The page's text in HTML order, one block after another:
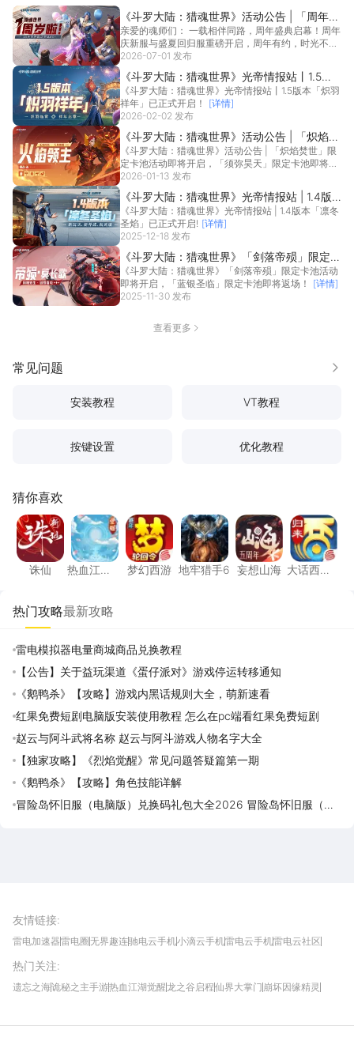
《斗罗大陆：猎魂世界》活动公告 | 「周年庆
典」活动即将上线，周年限定外观、限时福利
来袭！
亲爱的魂师们： 一载相伴同路，周年盛典启幕！周年
庆新服与盛夏回归服重磅开启，周年有约，时光不
负！ 《... [详情]
2026-07-01 发布
《斗罗大陆：猎魂世界》光帝情报站丨1.5版
本「炽羽祥年」已正式开启！
《斗罗大陆：猎魂世界》光帝情报站丨1.5版本「炽羽
祥年」已正式开启！
[详情]
2026-02-02 发布
《斗罗大陆：猎魂世界》活动公告 | 「炽焰焚
世」限定卡池活动即将开启，「须弥昊天」限
定卡池即将返场！
《斗罗大陆：猎魂世界》活动公告 | 「炽焰焚世」限
定卡池活动即将开启，「须弥昊天」限定卡池即将返
场！ [详情]
2026-01-13 发布
《斗罗大陆：猎魂世界》光帝情报站 | 1.4版
本「凛冬圣焰」已正式开启!
《斗罗大陆：猎魂世界》光帝情报站 | 1.4版本「凛冬
圣焰」已正式开启! [详情]
2025-12-18 发布
《斗罗大陆：猎魂世界》「剑落帝殒」限定卡
池活动即将开启，「蓝银圣临」限定卡池即将
返场！
《斗罗大陆：猎魂世界》「剑落帝殒」限定卡池活动
即将开启，「蓝银圣临」限定卡池即将返场！
[详情]
2025-11-30 发布
查看更多
常见问题 更多
安装教程 VT教程
按键设置 优化教程
猜你喜欢
诛仙
诛仙
热血江湖：觉醒
热血江
梦幻西游
梦幻西游
地牢猎手6
地牢猎手6
妄想山海
妄想山海
大话
大话西
热门攻略最新攻略
雷电模拟器电量商城商品兑换教程
【公告】关于益玩渠道《蛋仔派对》游戏停运转移通知
《鹅鸭杀》【攻略】游戏内黑话规则大全，萌新速看
红果免费短剧电脑版安装使用教程 怎么在pc端看红果免费短剧
赵云与阿斗武将名称 赵云与阿斗游戏人物名字大全
【独家攻略】《烈焰觉醒》常见问题答疑篇第一期
《鹅鸭杀》【攻略】角色技能详解
冒险岛怀旧服（电脑版）兑换码礼包大全2026 冒险岛怀旧服（电
友情链接:
雷电加速器雷电圈无界趣连驰电云手机小滴云手机雷电云手机雷电云社区
我爱vr网华军软件园
热门关注:
遗忘之海诡秘之主手游热血江湖觉醒龙之谷启程仙界大掌门 崩坏因缘精灵